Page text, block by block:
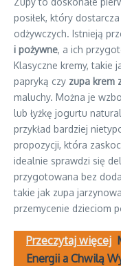
posiłek, który
odżywczych. Istnieją
i pożywne, a ich
Klasyczne kremy, takie
papryką czy zupa krem
maluchy. Można je
lub łyżkę jogurtu
przykład bardziej
propozycji, która
idealnie sprawdzi się
przygotowana bez
takie jak zupa
przemycenie dzieciom
Przeczytaj więcej
Energii a Chwilą